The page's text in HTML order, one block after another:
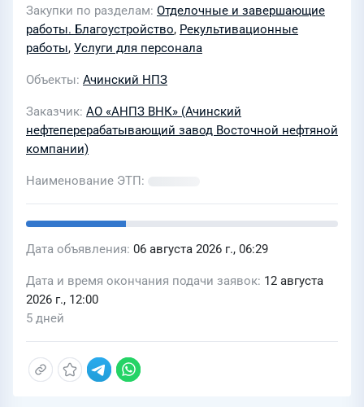
Закупки по разделам Отделочные и завершающие
работы. Благоустройство, Рекультивационные
работы, Услуги для персонала
Объекты Ачинский НПЗ
Заказчик АО «АНПЗ ВНК» (Ачинский
нефтеперерабатывающий завод Восточной нефтяной
компании)
Наименование ЭТП
Дата объявления 06 августа 2026 г., 06:29
Дата и время окончания подачи заявок 12 августа
2026 г., 12:00
5 дней